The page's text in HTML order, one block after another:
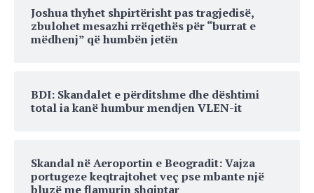
Joshua thyhet shpirtërisht pas tragjedisë,
zbulohet mesazhi rrëqethës për “burrat e
mëdhenj” që humbën jetën
BDI: Skandalet e përditshme dhe dështimi
total ia kanë humbur mendjen VLEN-it
Skandal në Aeroportin e Beogradit: Vajza
portugeze keqtrajtohet veç pse mbante një
bluzë me flamurin shqiptar